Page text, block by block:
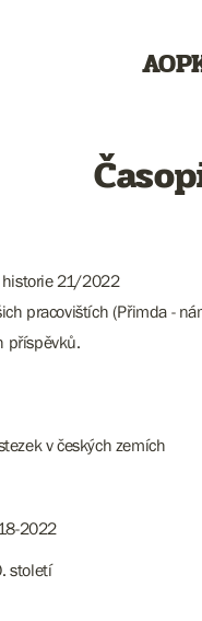
historie 21/2022
pracovištích (Přimda -
příspěvků.
v českých zemích
2022
století